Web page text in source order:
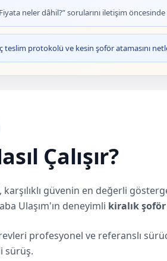
neler dâhil?” sorularını iletişim
protokolü ve kesin şoför atamasını
Çalışır?
güvenin en değerli
Ulaşım'ın deneyimli kiralık şoför
profesyonel ve referanslı
sürüş.